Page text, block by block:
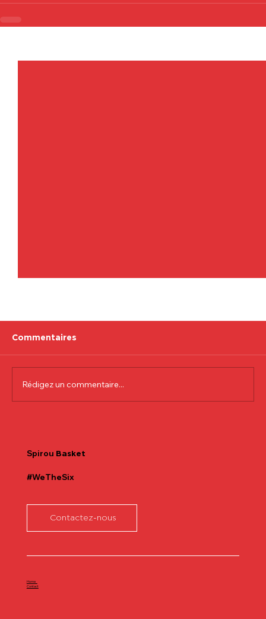
Commentaires
Rédigez un commentaire...
Spirou Basket
#WeTheSix
Contactez-nous
Home
Contact